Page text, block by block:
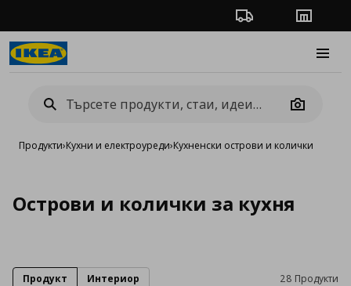
Проследяване на
Camera
Продукти›Кухни и електроуреди›Кухненски острови и колички
Острови и колички за кухня
28 Продукти
Продукт Интериор